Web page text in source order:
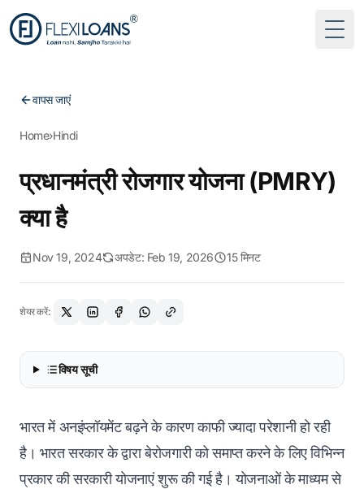
वापस जाएं
Home›Hindi
प्रधानमंत्री रोजगार योजना (PMRY)
क्या है
Nov 19, 2024 अपडेट: Feb 19, 2026 15 मिनट
शेयर करें:
विषय सूची
भारत में अनइंप्लॉयमेंट बढ़ने के कारण काफी ज्यादा परेशानी हो रही
है। भारत सरकार के द्वारा बेरोजगारी को समाप्त करने के लिए विभिन्न
प्रकार की सरकारी योजनाएं शुरू की गई है। योजनाओं के माध्यम से